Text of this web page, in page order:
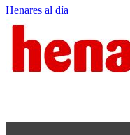
Henares al día